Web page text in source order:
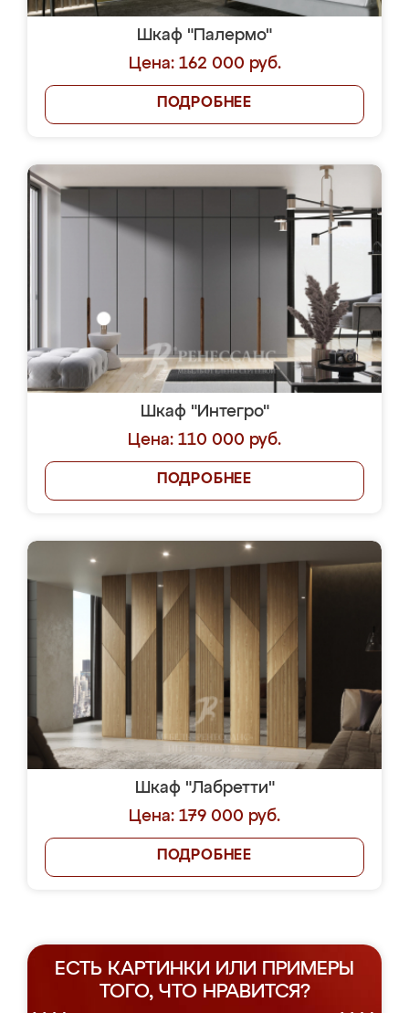
Шкаф "Палермо"
Цена: 162 000 руб.
ПОДРОБНЕЕ
Шкаф "Интегро"
Цена: 110 000 руб.
ПОДРОБНЕЕ
Шкаф "Лабретти"
Цена: 179 000 руб.
ПОДРОБНЕЕ
ЕСТЬ КАРТИНКИ ИЛИ ПРИМЕРЫ
ТОГО, ЧТО НРАВИТСЯ?